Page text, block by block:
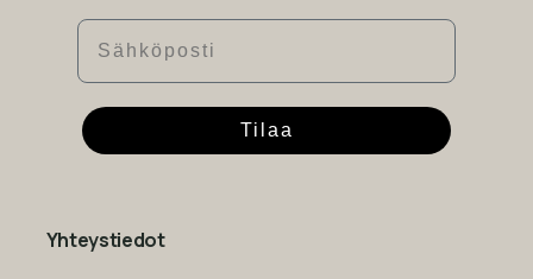
Sähköposti
Tilaa
Yhteystiedot